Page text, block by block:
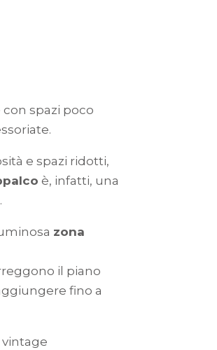
spazi poco
e spazi ridotti,
è, infatti, una
zona
il piano
fino a